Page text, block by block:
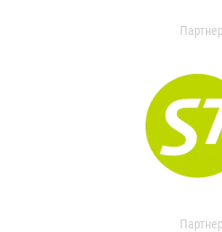
Партнер
Партнер